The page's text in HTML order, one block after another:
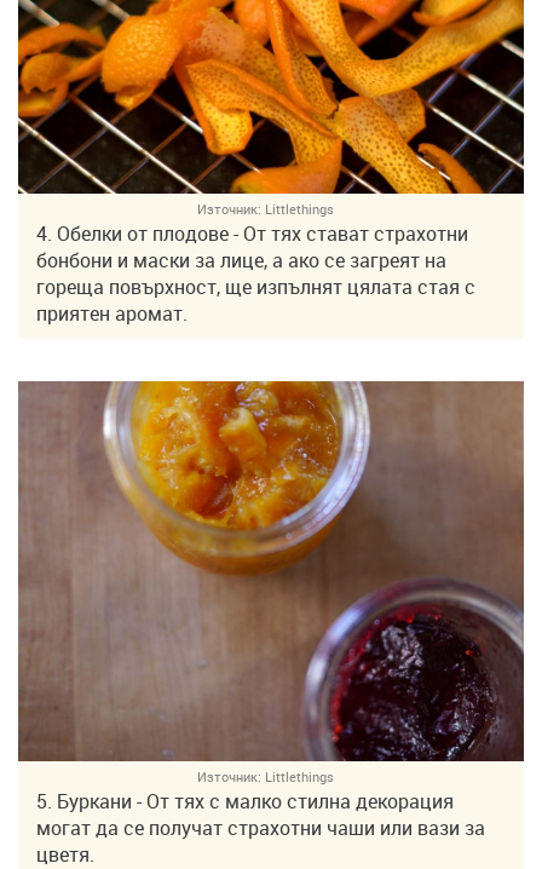
Източник: Littlethings
4. Обелки от плодове - От тях стават страхотни
бонбони и маски за лице, а ако се загреят на
гореща повърхност, ще изпълнят цялата стая с
приятен аромат.
Източник: Littlethings
5. Буркани - От тях с малко стилна декорация
могат да се получат страхотни чаши или вази за
цветя.